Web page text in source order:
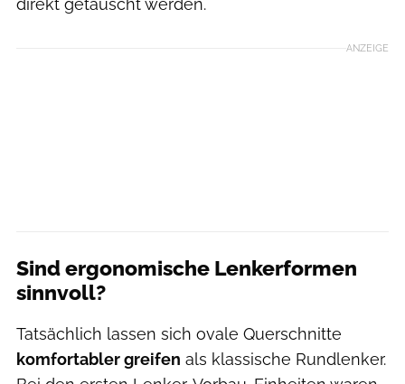
direkt getauscht werden.
ANZEIGE
Sind ergonomische Lenkerformen
sinnvoll?
Tatsächlich lassen sich ovale Querschnitte
komfortabler greifen als klassische Rundlenker.